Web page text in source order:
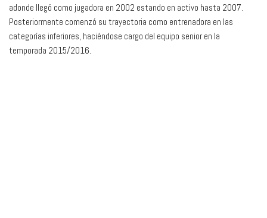
adonde llegó como jugadora en 2002 estando en activo hasta 2007.
Posteriormente comenzó su trayectoria como entrenadora en las
categorías inferiores, haciéndose cargo del equipo senior en la
temporada 2015/2016.